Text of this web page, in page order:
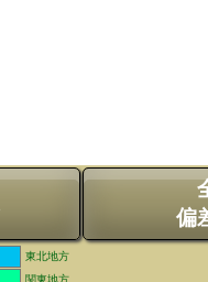
偏
東北地方